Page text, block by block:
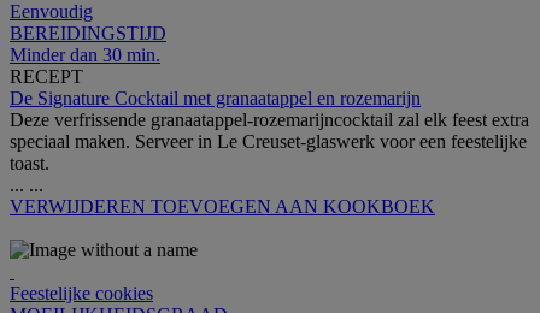
Eenvoudig
BEREIDINGSTIJD
Minder dan 30 min.
RECEPT
De Signature Cocktail met granaatappel en rozemarijn
Deze verfrissende granaatappel-rozemarijncocktail zal elk feest extra
speciaal maken. Serveer in Le Creuset-glaswerk voor een feestelijke
toast.
... ...
VERWIJDEREN TOEVOEGEN AAN KOOKBOEK
Feestelijke cookies